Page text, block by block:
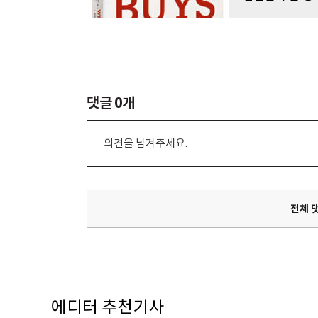
댓글0개
의견을 남겨주세요.
전체
에디터 추천기사